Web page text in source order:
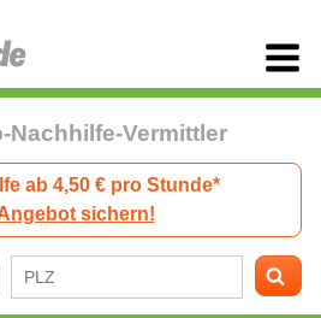
Nachhilfe-Vermittler
ab 4,50 € pro Stunde*
sichern!